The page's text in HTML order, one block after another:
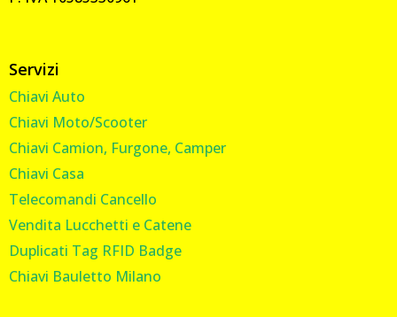
Servizi
Chiavi Auto
Chiavi Moto/Scooter
Chiavi Camion, Furgone, Camper
Chiavi Casa
Telecomandi Cancello
Vendita Lucchetti e Catene
Duplicati Tag RFID Badge
Chiavi Bauletto Milano